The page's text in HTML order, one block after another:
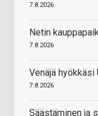
7.8.2026
Netin
7.8.2026
Venäjä hyökkäsi
7.8.2026
Säästäminen ja